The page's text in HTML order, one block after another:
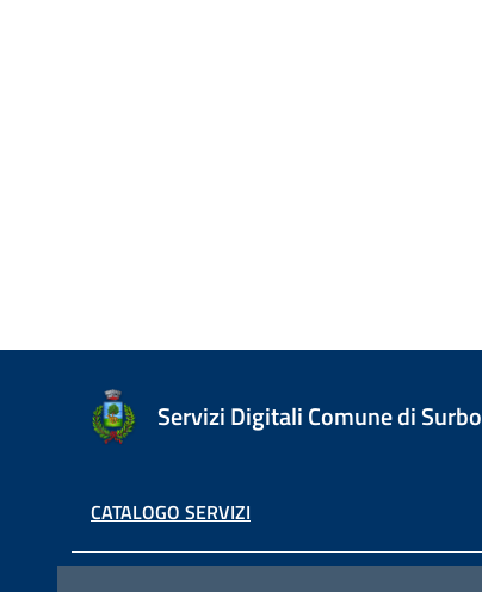
Servizi Digitali Comune di Surbo
CATALOGO SERVIZI